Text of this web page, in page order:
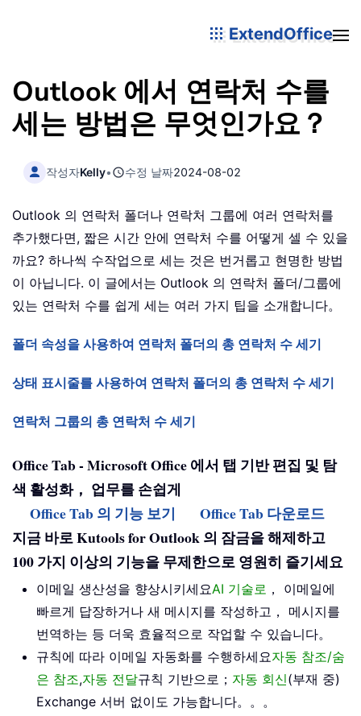
ExtendOffice
Outlook 에서 연락처 수를
세는 방법은 무엇인가요？
작성자Kelly• 수정 날짜2024-08-02
Outlook 의 연락처 폴더나 연락처 그룹에 여러 연락처를
추가했다면, 짧은 시간 안에 연락처 수를 어떻게 셀 수 있을
까요? 하나씩 수작업으로 세는 것은 번거롭고 현명한 방법
이 아닙니다. 이 글에서는 Outlook 의 연락처 폴더/그룹에
있는 연락처 수를 쉽게 세는 여러 가지 팁을 소개합니다。
폴더 속성을 사용하여 연락처 폴더의 총 연락처 수 세기
상태 표시줄를 사용하여 연락처 폴더의 총 연락처 수 세기
연락처 그룹의 총 연락처 수 세기
Office Tab - Microsoft Office 에서 탭 기반 편집 및 탐
색 활성화， 업무를 손쉽게
Office Tab 의 기능 보기
Office Tab 다운로드
지금 바로 Kutools for Outlook 의 잠금을 해제하고
100 가지 이상의 기능을 무제한으로 영원히 즐기세요
이메일 생산성을 향상시키세요AI 기술로 ， 이메일에
빠르게 답장하거나 새 메시지를 작성하고， 메시지를
번역하는 등 더욱 효율적으로 작업할 수 있습니다。
규칙에 따라 이메일 자동화를 수행하세요자동 참조/숨
은 참조,자동 전달규칙 기반으로； 자동 회신(부재 중)
Exchange 서버 없이도 가능합니다。。。